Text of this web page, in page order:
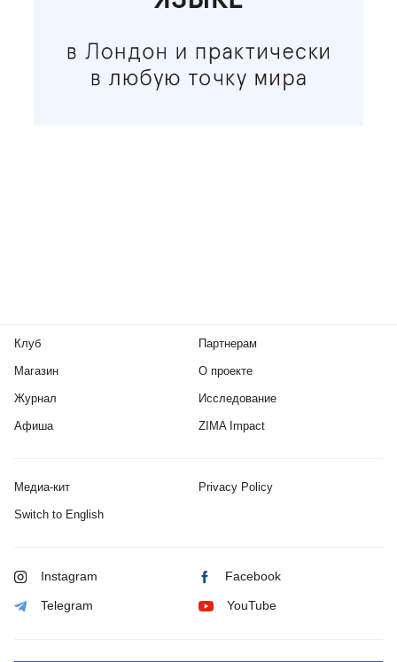
Клуб
Магазин
Журнал
Афиша
Партнерам
О проекте
Исследование
ZIMA Impact
Медиа-кит Privacy Policy
Switch to English
Instagram Facebook
Telegram YouTube